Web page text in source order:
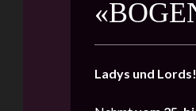
Ladys und Lords!